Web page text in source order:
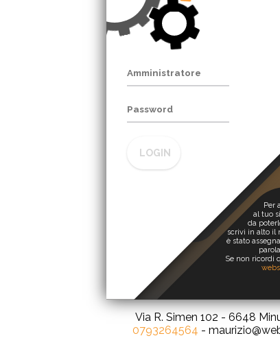
LOGIN
Per
al tuo
da
scrivi in alto il
è stato
Se non ricordi
Via R. Simen 102 - 6648
0793264564 -